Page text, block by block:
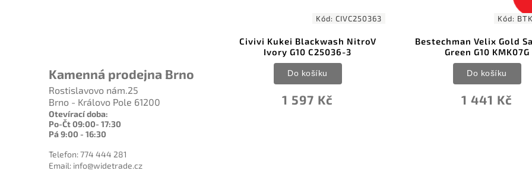
Kamenná prodejna Brno
Rostislavovo nám.25
Brno - Královo Pole 61200
Otevírací doba:
Po-Čt 09:00- 17:30
Pá 9:00 - 16:30
Telefon: 774 444 281
Email: info@widetrade.cz
1 597 Kč
Do košíku
Kód:BTKMK07G
Bestechman Velix Gold Sandvik
Green G10 KMK07G
1 441 Kč
Do košíku
Kód:
Civivi Elementum
Lock LTD Blackwash
Nebula FatCarbon
2 798 Kč
Do košíku